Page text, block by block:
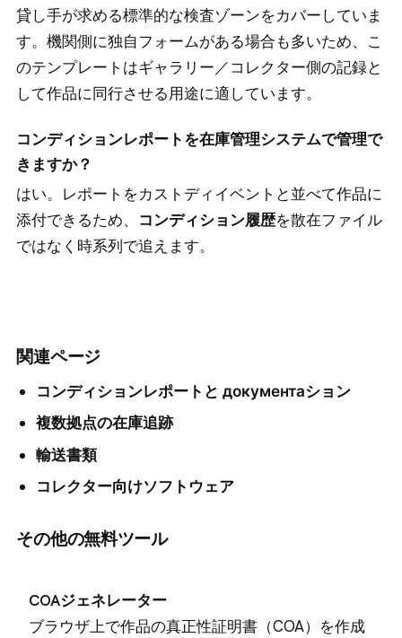
貸し手が求める標準的な検査ゾーンをカバーしていま
す。機関側に独自フォームがある場合も多いため、こ
のテンプレートはギャラリー／コレクター側の記録と
して作品に同行させる用途に適しています。
コンディションレポートを在庫管理システムで管理で
きますか？
はい。レポートをカストディイベントと並べて作品に
添付できるため、 コンディション履歴を散在ファイル
ではなく時系列で追えます。
関連ページ
コンディションレポートと документаション
複数拠点の在庫追跡
輸送書類
コレクター向けソフトウェア
その他の無料ツール
COAジェネレーター
ブラウザ上で作品の真正性証明書（COA）を作成